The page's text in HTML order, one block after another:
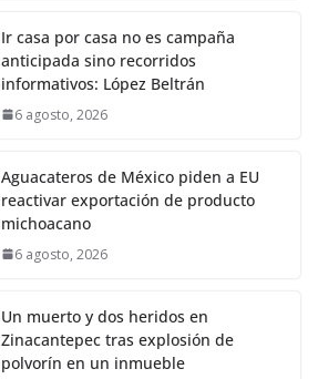
Ir casa por casa no es campaña
anticipada sino recorridos
informativos: López Beltrán
6 agosto, 2026
Aguacateros de México piden a EU
reactivar exportación de producto
michoacano
6 agosto, 2026
Un muerto y dos heridos en
Zinacantepec tras explosión de
polvorín en un inmueble